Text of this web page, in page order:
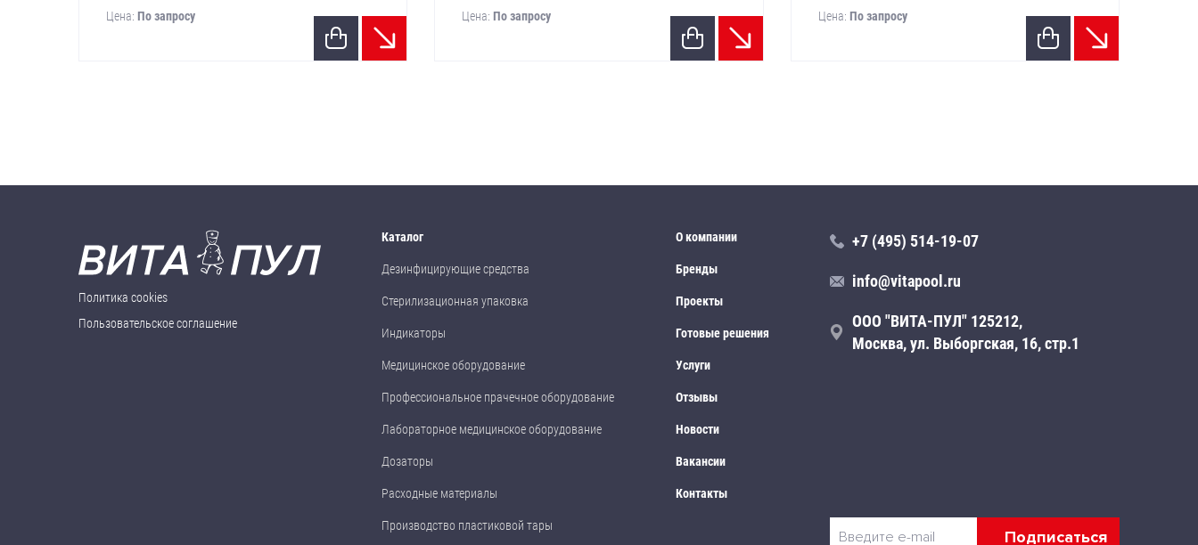
Цена: По запросу Цена:По запросу Цена: По запросу
Политика cookies
Пользовательское соглашение
Каталог
Дезинфицирующие средства
Стерилизационная упаковка
Индикаторы
Медицинское оборудование
Профессиональное прачечное оборудование
Лабораторное медицинское оборудование
Дозаторы
Расходные материалы
Производство пластиковой тары
О компании
Бренды
Проекты
Готовые решения
Услуги
Отзывы
Новости
Вакансии
Контакты
+7 (495) 514-19-07
info@vitapool.ru
ООО "ВИТА-ПУЛ" 125212,
Москва, ул. Выборгская, 16, стр.1